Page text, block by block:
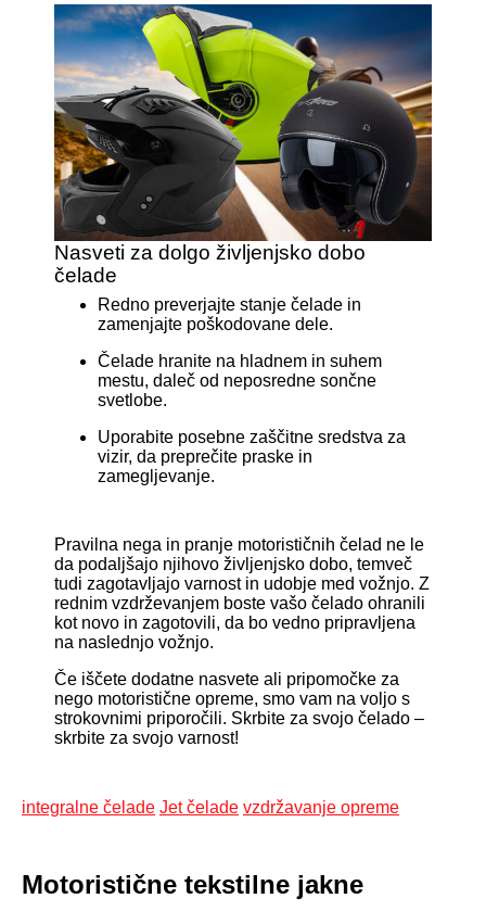
Nasveti za dolgo življenjsko dobo
čelade
Redno preverjajte stanje čelade in
zamenjajte poškodovane dele.
Čelade hranite na hladnem in suhem
mestu, daleč od neposredne sončne
svetlobe.
Uporabite posebne zaščitne sredstva za
vizir, da preprečite praske in
zamegljevanje.
Pravilna nega in pranje motorističnih čelad ne le
da podaljšajo njihovo življenjsko dobo, temveč
tudi zagotavljajo varnost in udobje med vožnjo. Z
rednim vzdrževanjem boste vašo čelado ohranili
kot novo in zagotovili, da bo vedno pripravljena
na naslednjo vožnjo.
Če iščete dodatne nasvete ali pripomočke za
nego motoristične opreme, smo vam na voljo s
strokovnimi priporočili. Skrbite za svojo čelado –
skrbite za svojo varnost!
integralne čelade Jet čelade vzdržavanje opreme
Motoristične tekstilne jakne